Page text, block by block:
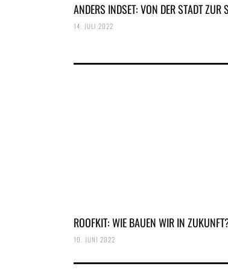
ANDERS INDSET: VON DER STADT ZUR
14. JULI 2022
ROOFKIT: WIE BAUEN WIR IN
10. JUNI 2022